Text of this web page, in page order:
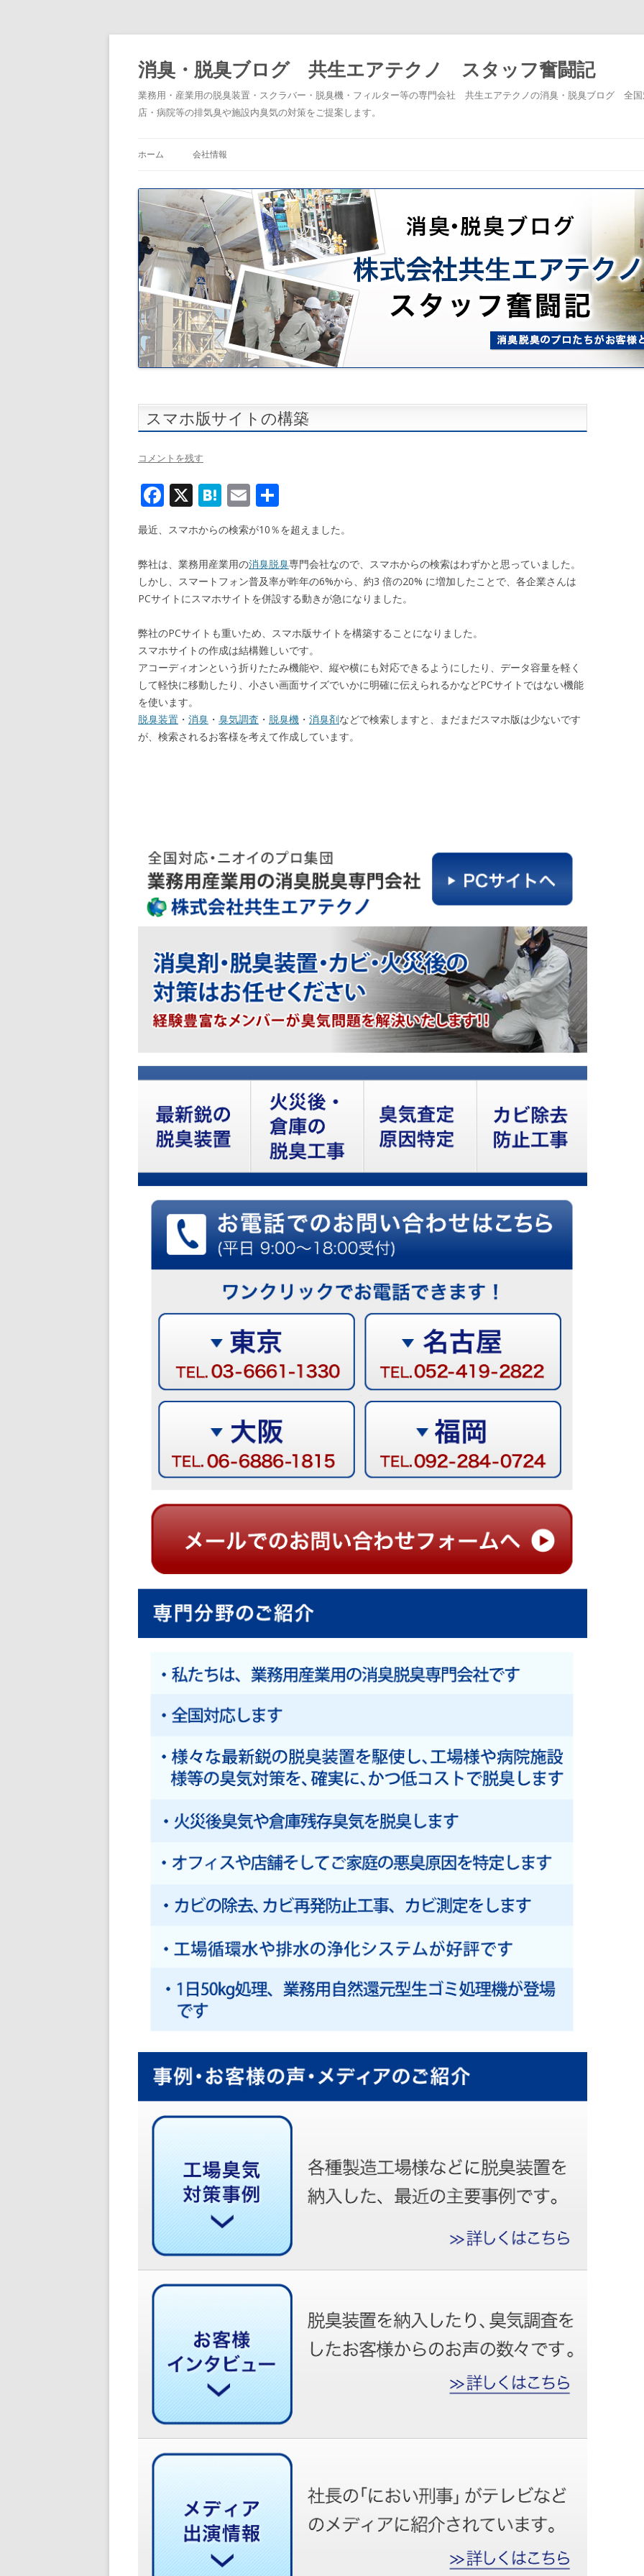
消臭・脱臭ブログ 共生エアテクノ スタッフ奮闘記
業務用・産業用の脱臭装置・スクラバー・脱臭機・フィルター等の専門会社 共生エアテクノの消臭・脱臭ブログ 全
店・病院等の排気臭や施設内臭気の対策をご提案します。
ホーム 会社情報
スマホ版サイトの構築
コメントを残す
F
e
b
o
o
k
X H
at
e
n
a
E
m
ai
l
有
最近、スマホからの検索が10％を超えました。
弊社は、業務用産業用の消臭脱臭専門会社なので、スマホからの検索はわずかと思っていました。
しかし、スマートフォン普及率が昨年の6%から、約3 倍の20% に増加したことで、各企業さんは
PCサイトにスマホサイトを併設する動きが急になりました。
弊社のPCサイトも重いため、スマホ版サイトを構築することになりました。
スマホサイトの作成は結構難しいです。
アコーディオンという折りたたみ機能や、縦や横にも対応できるようにしたり、データ容量を軽く
して軽快に移動したり、小さい画面サイズでいかに明確に伝えられるかなどPCサイトではない機能
を使います。
脱臭装置 ・ 消臭 ・ 臭気調査 ・ 脱臭機 ・ 消臭剤などで検索しますと、まだまだスマホ版は少ないです
が、検索されるお客様を考えて作成しています。